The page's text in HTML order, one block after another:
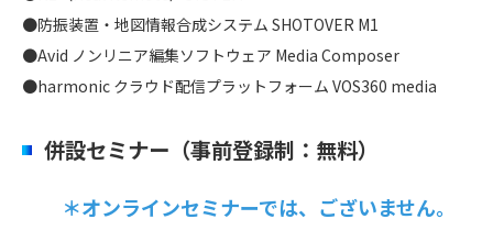
●防振装置・地図情報合成システム SHOTOVER M1
●Avid ノンリニア編集ソフトウェア Media Composer
●harmonic クラウド配信プラットフォーム VOS360 media
併設セミナー（事前登録制：無料）
＊オンラインセミナーでは、ございません。